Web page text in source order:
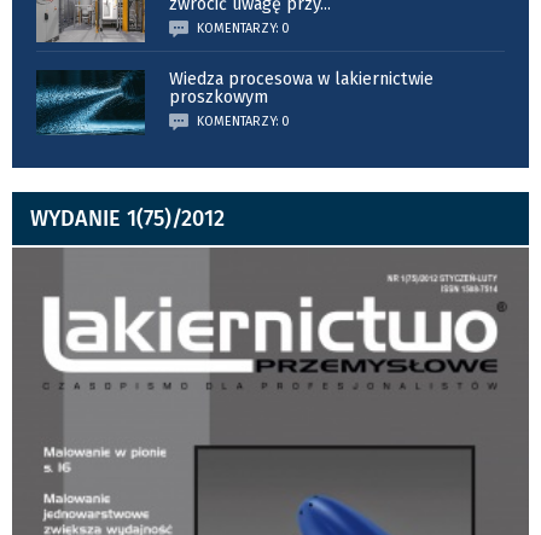
KOMENTARZY: 0
Wiedza procesowa w lakiernictwie
proszkowym
KOMENTARZY: 0
WYDANIE 1(75)/2012